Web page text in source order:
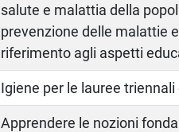
salute e malattia della
prevenzione delle malattie
riferimento agli aspetti
Igiene per le lauree
Apprendere le nozioni